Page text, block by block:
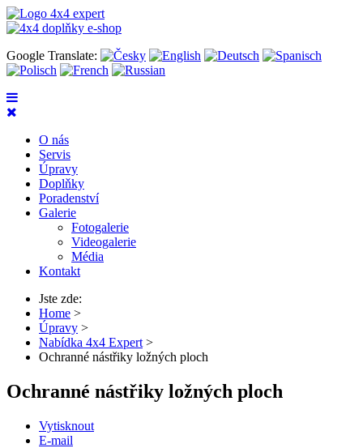
Google Translate:
O nás
Servis
Úpravy
Doplňky
Poradenství
Galerie
Fotogalerie
Videogalerie
Média
Kontakt
Jste zde:
Home >
Úpravy >
Nabídka 4x4 Expert >
Ochranné nástřiky ložných ploch
Ochranné nástřiky ložných ploch
Vytisknout
E-mail